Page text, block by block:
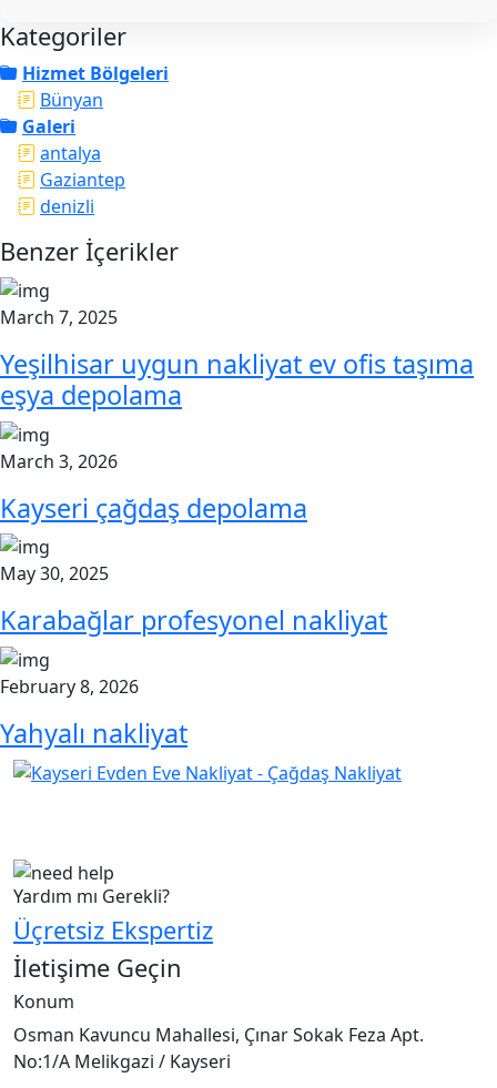
Kategoriler
Hizmet Bölgeleri
Bünyan
Galeri
antalya
Gaziantep
denizli
Benzer İçerikler
March 7, 2025
Yeşilhisar uygun nakliyat ev ofis taşıma
eşya depolama
March 3, 2026
Kayseri çağdaş depolama
May 30, 2025
Karabağlar profesyonel nakliyat
February 8, 2026
Yahyalı nakliyat
Yardım mı Gerekli?
Üçretsiz Ekspertiz
İletişime Geçin
Konum
Osman Kavuncu Mahallesi, Çınar Sokak Feza Apt.
No:1/A Melikgazi / Kayseri